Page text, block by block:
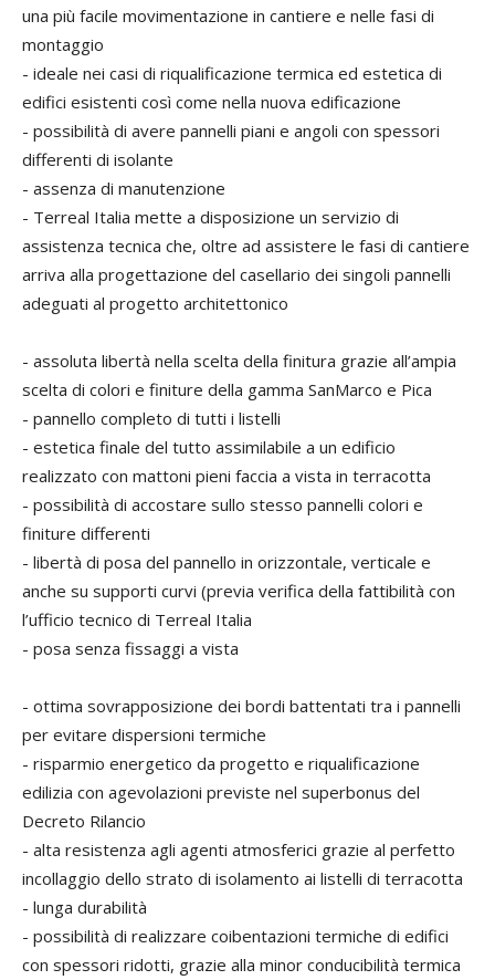
una più facile movimentazione in cantiere e nelle fasi di
montaggio
- ideale nei casi di riqualificazione termica ed estetica di
edifici esistenti così come nella nuova edificazione
- possibilità di avere pannelli piani e angoli con spessori
differenti di isolante
- assenza di manutenzione
- Terreal Italia mette a disposizione un servizio di
assistenza tecnica che, oltre ad assistere le fasi di cantiere
arriva alla progettazione del casellario dei singoli pannelli
adeguati al progetto architettonico
- assoluta libertà nella scelta della finitura grazie all’ampia
scelta di colori e finiture della gamma SanMarco e Pica
- pannello completo di tutti i listelli
- estetica finale del tutto assimilabile a un edificio
realizzato con mattoni pieni faccia a vista in terracotta
- possibilità di accostare sullo stesso pannelli colori e
finiture differenti
- libertà di posa del pannello in orizzontale, verticale e
anche su supporti curvi (previa verifica della fattibilità con
l’ufficio tecnico di Terreal Italia
- posa senza fissaggi a vista
- ottima sovrapposizione dei bordi battentati tra i pannelli
per evitare dispersioni termiche
- risparmio energetico da progetto e riqualificazione
edilizia con agevolazioni previste nel superbonus del
Decreto Rilancio
- alta resistenza agli agenti atmosferici grazie al perfetto
incollaggio dello strato di isolamento ai listelli di terracotta
- lunga durabilità
- possibilità di realizzare coibentazioni termiche di edifici
con spessori ridotti, grazie alla minor conducibilità termica